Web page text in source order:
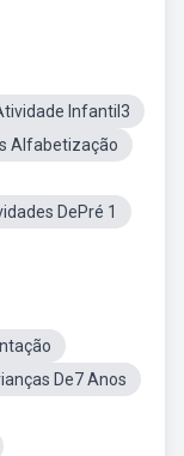
Infantil3
Alfabetização
DePré 1
De7 Anos